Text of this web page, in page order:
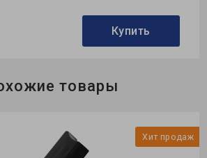
Купить
товары
Хит продаж